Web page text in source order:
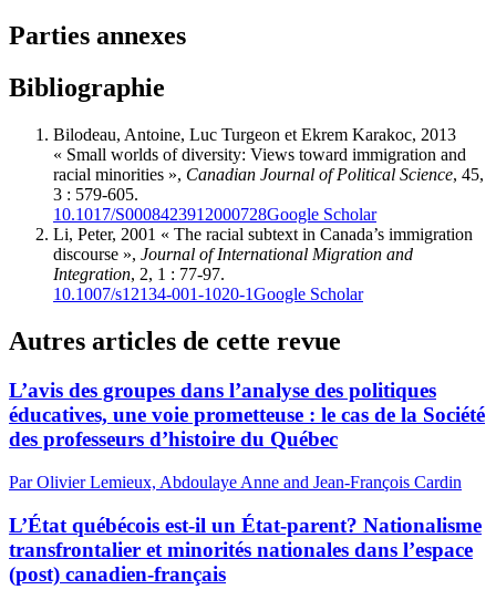
Parties annexes
Bibliographie
Bilodeau, Antoine, Luc Turgeon et Ekrem Karakoc, 2013
« Small worlds of diversity: Views toward immigration and
racial minorities », Canadian Journal of Political Science, 45,
3 : 579-605.
10.1017/S0008423912000728Google Scholar
Li, Peter, 2001 « The racial subtext in Canada’s immigration
discourse », Journal of International Migration and
Integration, 2, 1 : 77-97.
10.1007/s12134-001-1020-1Google Scholar
Autres articles de cette revue
L’avis des groupes dans l’analyse des politiques
éducatives, une voie prometteuse : le cas de la Société
des professeurs d’histoire du Québec
Par Olivier Lemieux, Abdoulaye Anne and Jean-François Cardin
L’État québécois est-il un État-parent? Nationalisme
transfrontalier et minorités nationales dans l’espace
(post) canadien-français